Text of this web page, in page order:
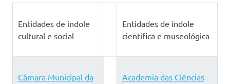
Entidades de índole
cultural e social
Entidades de índole
científica e museológica
Câmara Municipal da
Academia das Ciências